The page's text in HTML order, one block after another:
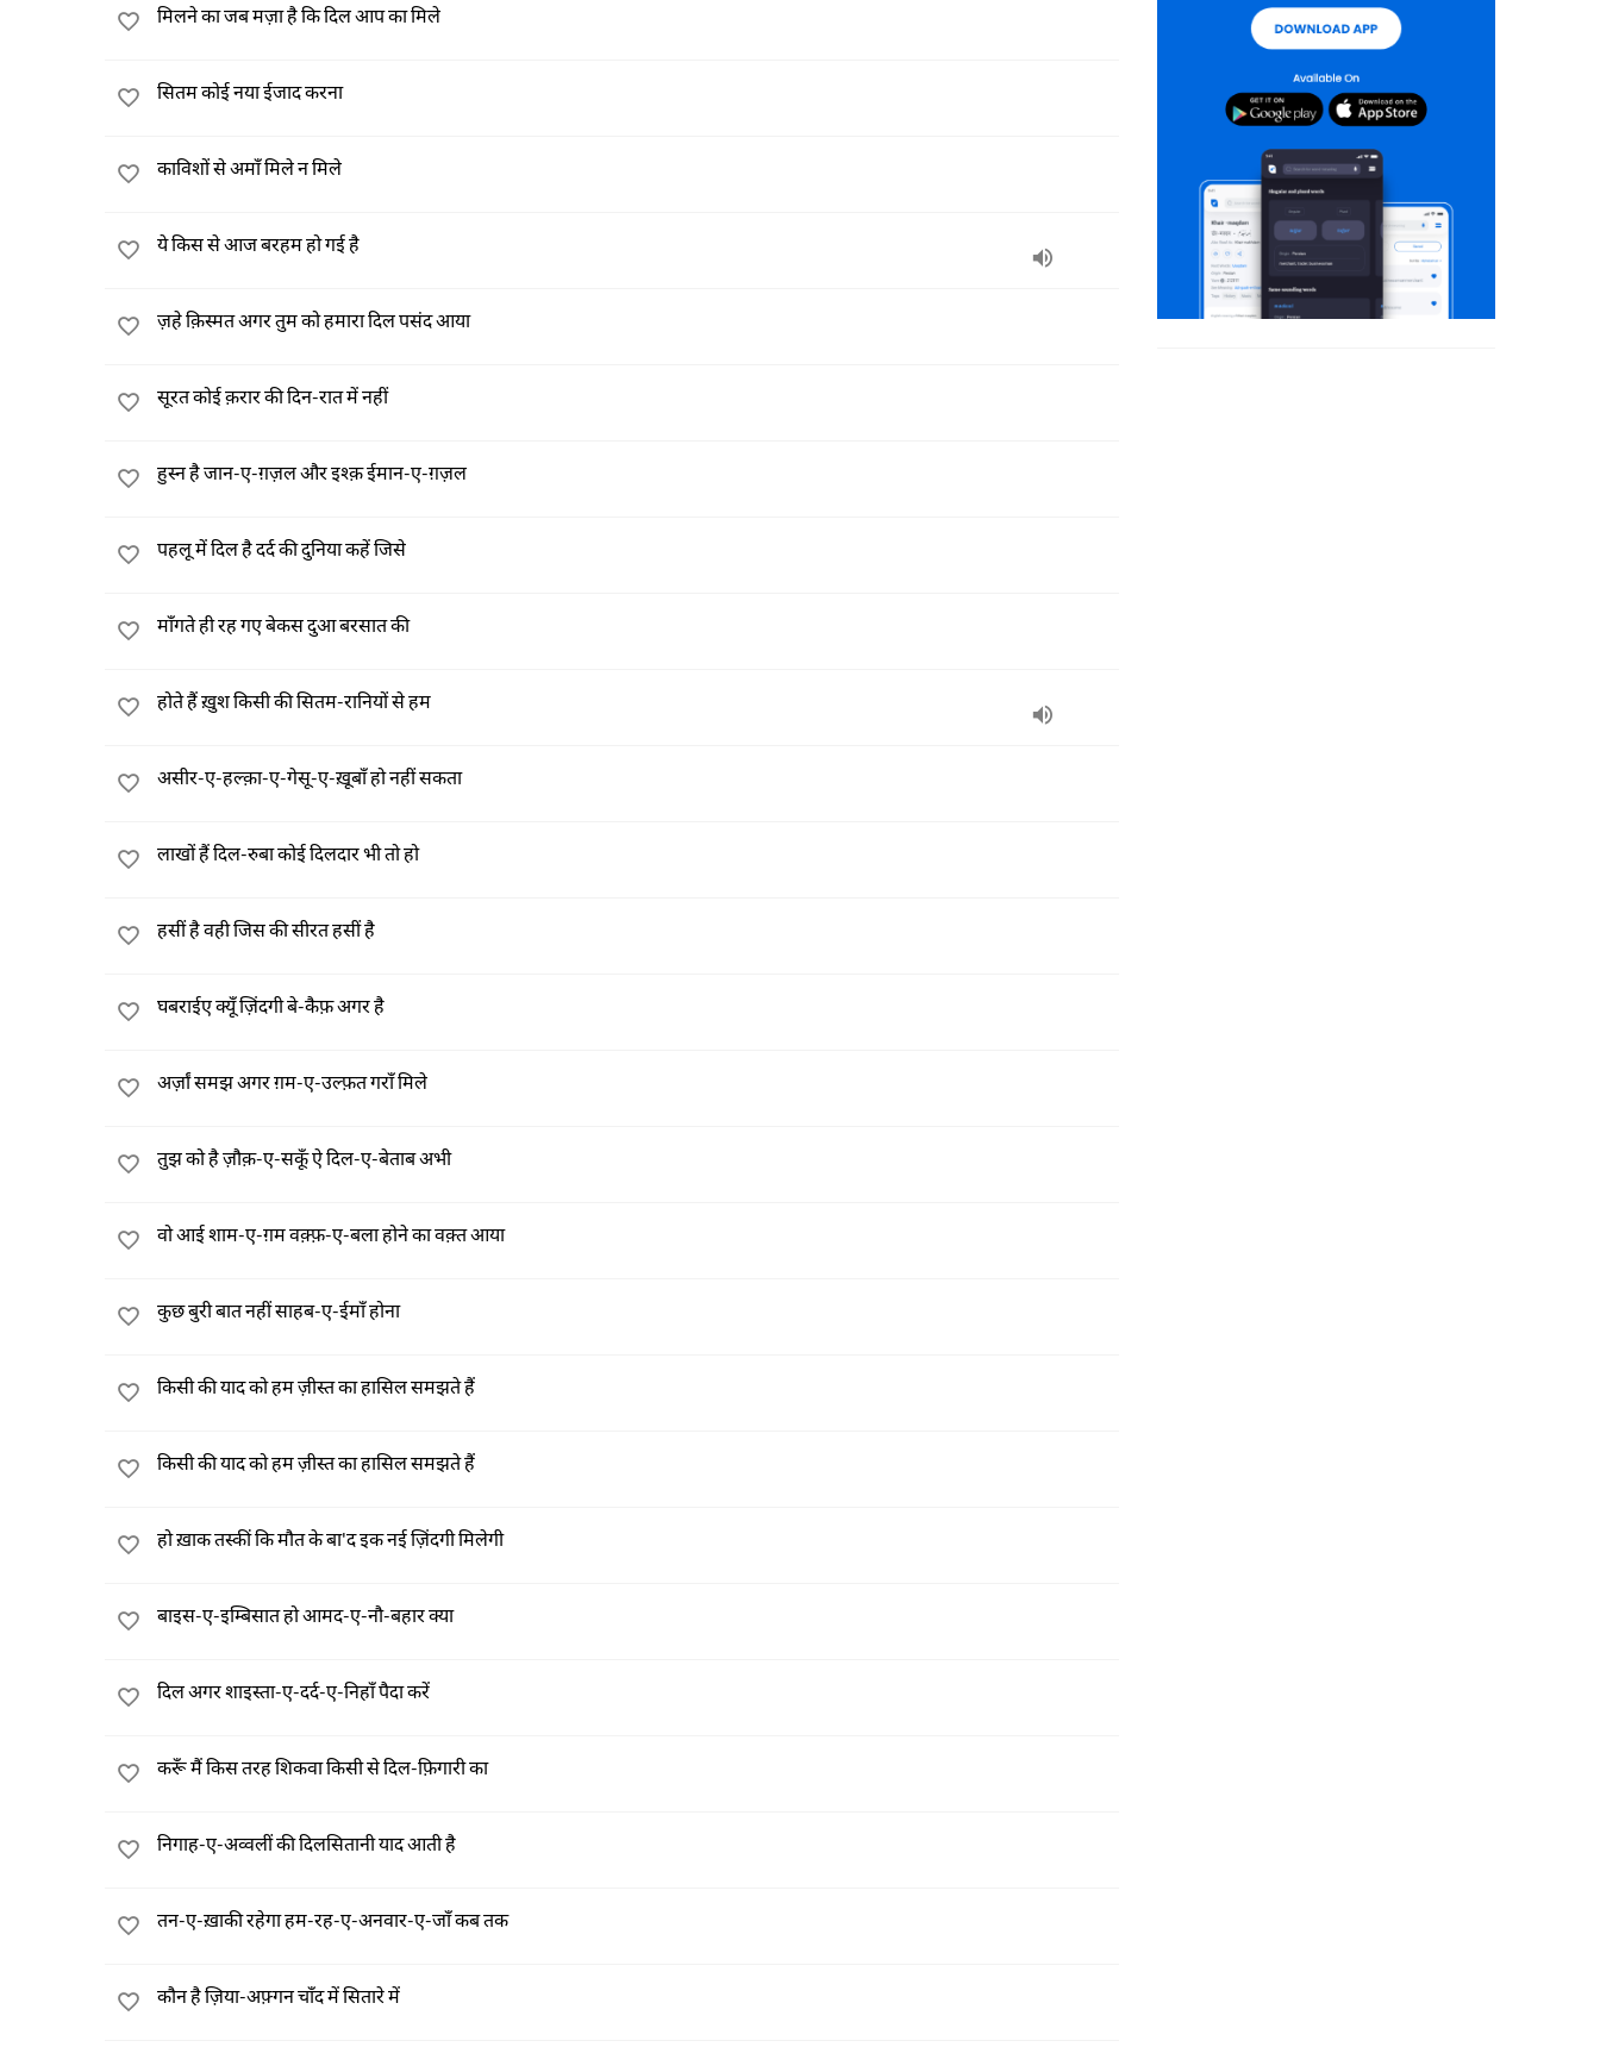
मिलने का जब मज़ा है कि दिल आप का मिले
सितम कोई नया ईजाद करना
काविशों से अमाँ मिले न मिले
ये किस से आज बरहम हो गई है
ज़हे क़िस्मत अगर तुम को हमारा दिल पसंद आया
सूरत कोई क़रार की दिन-रात में नहीं
हुस्न है जान-ए-ग़ज़ल और इश्क़ ईमान-ए-ग़ज़ल
पहलू में दिल है दर्द की दुनिया कहें जिसे
माँगते ही रह गए बेकस दुआ बरसात की
होते हैं ख़ुश किसी की सितम-रानियों से हम
असीर-ए-हल्क़ा-ए-गेसू-ए-ख़ूबाँ हो नहीं सकता
लाखों हैं दिल-रुबा कोई दिलदार भी तो हो
हसीं है वही जिस की सीरत हसीं है
घबराईए क्यूँ ज़िंदगी बे-कैफ़ अगर है
अर्ज़ां समझ अगर ग़म-ए-उल्फ़त गराँ मिले
तुझ को है ज़ौक़‌‌‌‌-ए-सकूँ ऐ दिल-ए-बेताब अभी
वो आई शाम-ए-ग़म वक़्फ़-ए-बला होने का वक़्त आया
कुछ बुरी बात नहीं साहब-ए-ईमाँ होना
किसी की याद को हम ज़ीस्त का हासिल समझते हैं
किसी की याद को हम ज़ीस्त का हासिल समझते हैं
हो ख़ाक तस्कीं कि मौत के बा'द इक नई ज़िंदगी मिलेगी
बाइस-ए-इम्बिसात हो आमद-ए-नौ-बहार क्या
दिल अगर शाइस्ता-ए-दर्द-ए-निहाँ पैदा करें
करूँ मैं किस तरह शिकवा किसी से दिल-फ़िगारी का
निगाह-ए-अव्वलीं की दिलसितानी याद आती है
तन-ए-ख़ाकी रहेगा हम-रह-ए-अनवार-ए-जाँ कब तक
कौन है ज़िया-अफ़्गन चाँद में सितारे में